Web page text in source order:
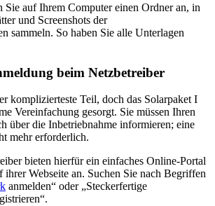
Sie auf Ihrem Computer einen Ordner an, in
und Screenshots der
sammeln. So haben Sie alle Unterlagen
beim Netzbetreiber
komplizierteste Teil, doch das Solarpaket I
Vereinfachung gesorgt. Sie müssen Ihren
über die Inbetriebnahme informieren; eine
mehr erforderlich.
bieten hierfür ein einfaches Online-Portal
ihrer Webseite an. Suchen Sie nach Begriffen
anmelden“ oder „Steckerfertige